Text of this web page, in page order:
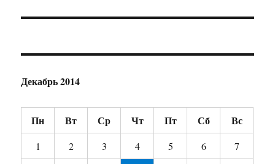
Декабрь 2014
Пн Вт Ср Чт Пт Сб Вс
1 2 3 4 5 6
7